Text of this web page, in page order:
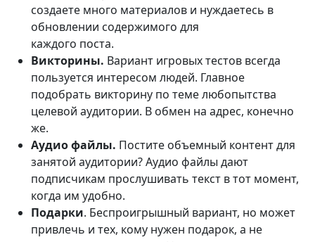
создаете много материалов и нуждаетесь в
обновлении содержимого для
каждого поста.
Викторины. Вариант игровых тестов всегда
пользуется интересом людей. Главное
подобрать викторину по теме любопытства
целевой аудитории. В обмен на адрес, конечно
же.
Аудио файлы. Постите объемный контент для
занятой аудитории? Аудио файлы дают
подписчикам прослушивать текст в тот момент,
когда им удобно.
Подарки. Беспроигрышный вариант, но может
привлечь и тех, кому нужен подарок, а не